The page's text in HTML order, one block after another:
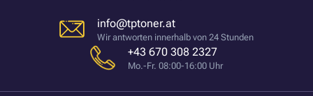
info@tptoner.at
Wir antworten innerhalb von 24 Stunden
+43 670 308 2327
Mo.-Fr. 08:00-16:00 Uhr